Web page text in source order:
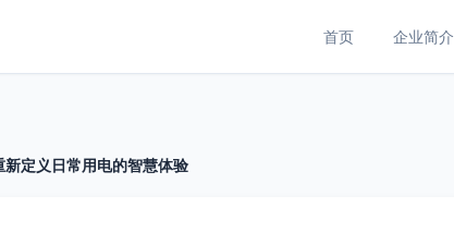
首页 企业简介
定义日常用电的智慧体验